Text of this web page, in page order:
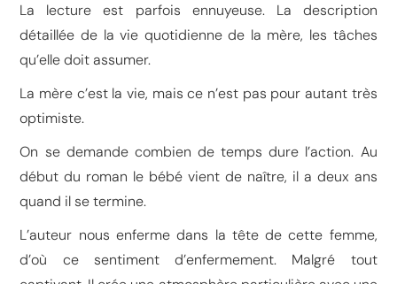
La lecture est parfois ennuyeuse. La description
détaillée de la vie quotidienne de la mère, les tâches
qu’elle doit assumer.
La mère c’est la vie, mais ce n’est pas pour autant très
optimiste.
On se demande combien de temps dure l’action. Au
début du roman le bébé vient de naître, il a deux ans
quand il se termine.
L’auteur nous enferme dans la tête de cette femme,
d’où ce sentiment d’enfermement. Malgré tout